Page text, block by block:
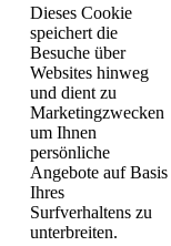
Dieses Cookie
speichert die
Besuche über
Websites hinweg
und dient zu
Marketingzwecken
um Ihnen
persönliche
Angebote auf Basis
Ihres
Surfverhaltens zu
unterbreiten.